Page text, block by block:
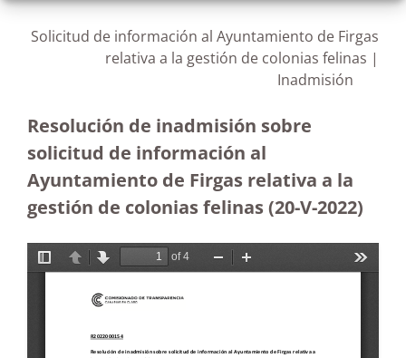
Solicitud de información al Ayuntamiento de Firgas
relativa a la gestión de colonias felinas |
Inadmisión
Resolución de inadmisión sobre
solicitud de información al
Ayuntamiento de Firgas relativa a la
gestión de colonias felinas (20-V-2022)